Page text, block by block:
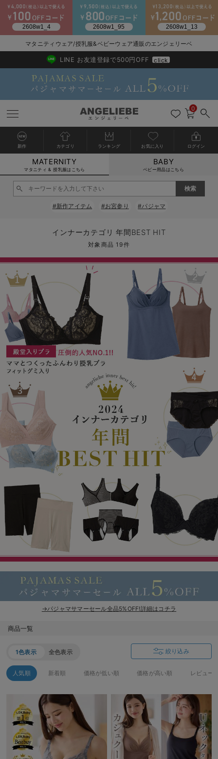
マタニティウェア全て
マタニティ ワンピース
マタニティ トップス
マタニティ アウター（コート）・ママコート
マタニティ 下着・インナー全て
授乳ブラ・マタニティブラ（マタニティインナー・産後用品）
マタニティ 授乳 キャミソール
産褥ショーツ
骨盤・マタニティベルト （妊娠中・産後）
産後 ガードル インナー
マタニティ 腹巻き
授乳服全て
マタニティ フォーマル全て
マタニティ スーツ
マタニティ ドレス（結婚式・お呼ばれ）
マタニティ フォーマル パンツ・ボトムス
授乳用品全て
妊婦用 抱き枕・授乳クッション
マタニティレッグウェア全て
マタニティストッキング・タイツ
マタニティ ボディケア全て
アウトレット全て
【アウトレット】ワンピース
【アウトレット】パジャマ
【アウトレット】インナー
【アウトレット】ベビー
特集全て
コットン素材
冷房対策
接触冷感素材
Tシャツブラ
ブラトップ
親子セット
快適機能ウェア特集 トップス
快適機能ウェア特集 ボトムス
快適機能ウェア特集 パジャマ
erbaviva（エルバビーバ）
安心の日本製。先輩ママが買ってよかった！本当に必要な出産準備品
ハレの日に着るANGELIEBEのセレモニー
買って正解！高評価レビューアイテム
冬に可愛いニットがお得！
親子コーデ｜ママとベビーにおすすめ！
便利な育児家電
Gift Selection 出産祝い
保育園・入園準備特集
デロンギ
再入荷全て
再入荷｜インナー
戻る
送料無料アイテム全て
ワンピース
スカート
パジャマ
インナー
戻る
ブラキャミ おまとめ
MAX55%OFF ブラック
戻る
【37周年祭セール】
【37周年祭セール】
戻る
気温差別オススメア
【15℃】3月下旬～
戻る
動きやすく着回しで
戻る
強撚スムース(コスパ
戻る
マタニティウェア
【おまとめ割】パジ
戻る
こだわりの履き心地
カジュアル
オフィス
戻る
ジャケット派
きれいめ美脚パンツ派
ツィード派
王道シンプル派
セットアップ派
戻る
出産準備応援割全て
マタニティパジャマ
戻る
【オフィスカジュア
戻る
レギンスタイプ
戻る
【フォーマル】ワン
戻る
【ベビー】長袖
戻る
ハンカチ
短肌着
セット
戻る
快適ウェア10%OFF
快適ウェア10%OFF
戻る
春のマタニティワン
セットアップ・ レイ
ジャンパースカート/
ワーク・オフィス
カジュアル
フォーマル / オケー
あったかアイテム｜
戻る
Gift Selection 出産
〜3,000円（税込）
10,001円（税込）〜
女の子におススメの
男の子におススメの
定番ギフト
もらって嬉しいギフト
何枚あっても嬉しい
長く使えるアイテム
お部屋映えアイテム
戻る
冬の冷え対策インナ
薄くてあったか
保温&リカバリー
レギンス・タイツ
カップ付きインナー
あったか度◎
裏起毛素材
戻る
入院準備の持ち物チ
入院してすぐ使うグ
戻る
冬のあったか特集全て
【冬のあったか特集
【冬のあったか特集
マタニティウェア/授乳服&ベビーウェア通販のエンジェリーベ
2026/NewArrival
送料495円(一部地域を除く) 7,700円以上で送料無料
LINE お友達登録で500円OFF click
0
新作 カテゴリ ランキング お気に入り ログイン
MATERNITY
マタニティ & 授乳服はこちら
BABY
ベビー用品はこちら
#新作アイテム #お宮参り #パジャマ
インナーカテゴリ 年間BEST HIT
対象商品 19件
→パジャマサマーセール全品5%OFF!詳細はコチラ
商品一覧
1色表示 全色表示 絞り込み
人気順 新着順 価格が低い順 価格が高い順 レビュー
カートに入れる
閉じる